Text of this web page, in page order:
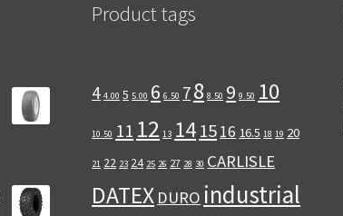
Product tags
4 4.00 5 5.00 6 6.50 78 8.50 9 9.50 10
10.50 11 12 13 141516 16.5 18 19 20
21 22 23 24 25 26 27 28 30 CARLISLE
DATEX DURO industrial